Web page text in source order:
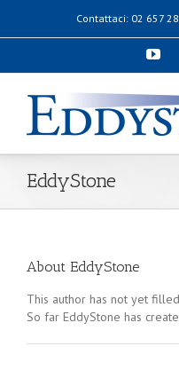
Contattaci: 02 657
EddyStone
About EddyStone
This author has not yet
So far EddyStone has